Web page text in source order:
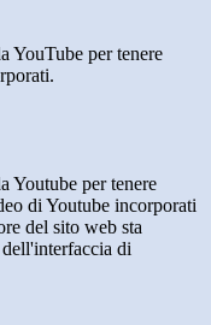
YouTube per tenere
Youtube per tenere
di Youtube incorporati
del sito web sta
di